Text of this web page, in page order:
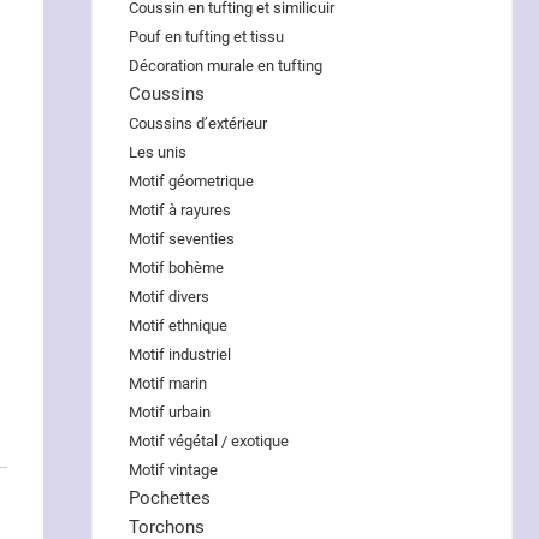
Coussin en tufting et similicuir
Pouf en tufting et tissu
Décoration murale en tufting
Coussins
Coussins d’extérieur
Les unis
Motif géometrique
Motif à rayures
Motif seventies
Motif bohème
Motif divers
Motif ethnique
Motif industriel
Motif marin
Motif urbain
Motif végétal / exotique
Motif vintage
Pochettes
Torchons